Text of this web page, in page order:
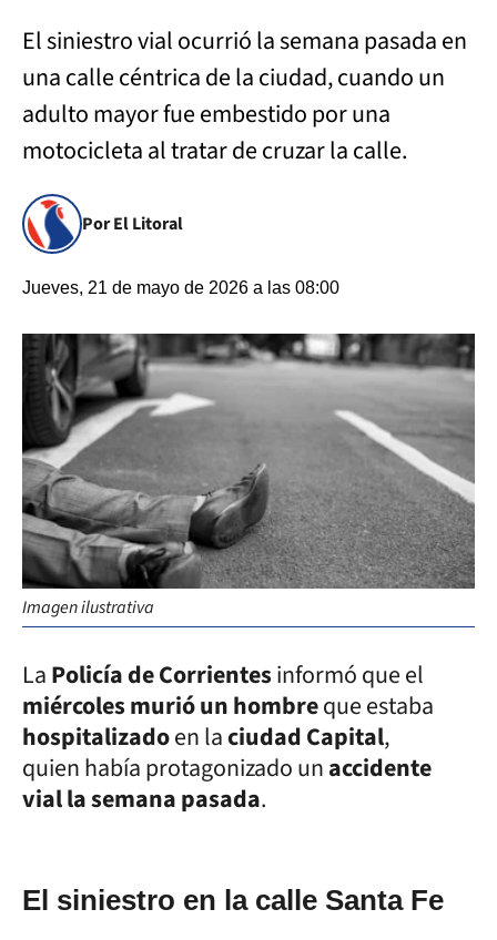
El siniestro vial ocurrió la semana pasada en
una calle céntrica de la ciudad, cuando un
adulto mayor fue embestido por una
motocicleta al tratar de cruzar la calle.
Por El Litoral
Jueves, 21 de mayo de 2026 a las 08:00
Imagen ilustrativa
LaPolicía de Corrientesinformó que el
miércoles murió un hombreque estaba
hospitalizadoen laciudad Capital,
quien había protagonizado unaccidente
vial la semana pasada.
El siniestro en la calle Santa Fe